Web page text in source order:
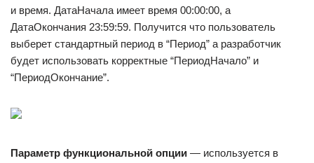
и время. ДатаНачала имеет время 00:00:00, а
ДатаОкончания 23:59:59. Получится что пользователь
выберет стандартный период в “Период” а разработчик
будет использовать корректные “ПериодНачало” и
“ПериодОкончание”.
Параметр функциональной опции — используется в